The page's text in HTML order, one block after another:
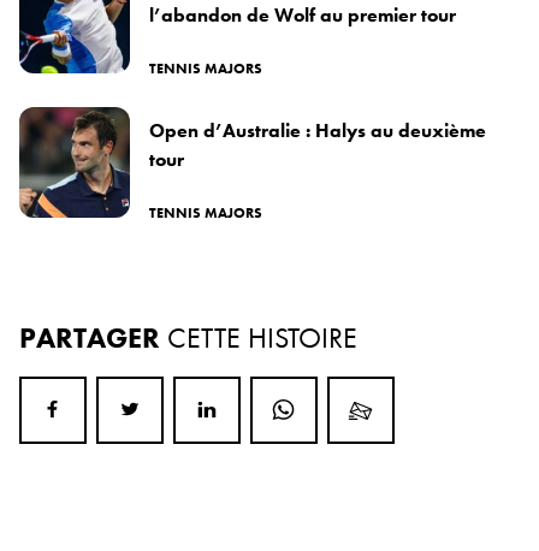
l’abandon de Wolf au premier tour
TENNIS MAJORS
Open d’Australie : Halys au deuxième
tour
TENNIS MAJORS
PARTAGER CETTE HISTOIRE